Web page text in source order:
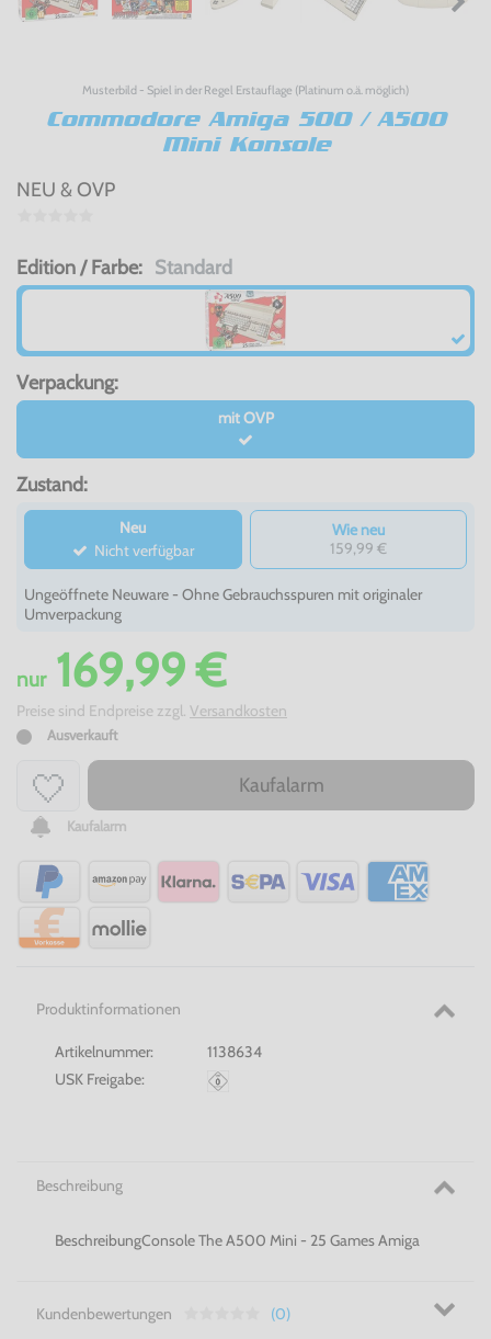
Musterbild - Spiel in der Regel Erstauflage (Platinum o.ä. möglich)
Commodore Amiga 500 / A500
Mini Konsole
NEU & OVP
Edition / Farbe: Standard
Verpackung:
mit OVP
Zustand:
Neu
Nicht verfügbar
Wie neu
159,99 €
Ungeöffnete Neuware - Ohne Gebrauchsspuren mit originaler
Umverpackung
nur169,99 €
Preise sind Endpreise zzgl. Versandkosten
Ausverkauft
Kaufalarm
Kaufalarm
Produktinformationen
Artikelnummer:
1138634
USK Freigabe:
Beschreibung
BeschreibungConsole The A500 Mini - 25 Games Amiga
Kundenbewertungen (0)